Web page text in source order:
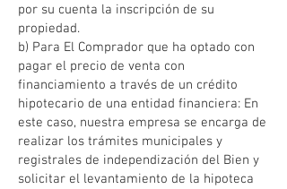
por su cuenta la inscripción de su
propiedad.
b) Para El Comprador que ha optado con
pagar el precio de venta con
financiamiento a través de un crédito
hipotecario de una entidad financiera: En
este caso, nuestra empresa se encarga de
realizar los trámites municipales y
registrales de independización del Bien y
solicitar el levantamiento de la hipoteca